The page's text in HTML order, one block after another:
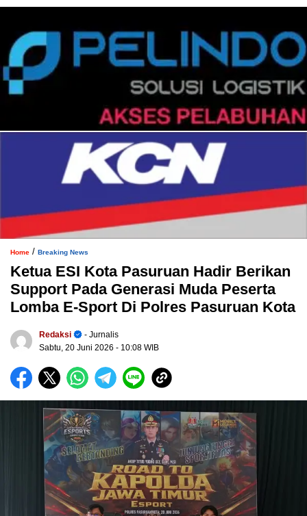
Home / Breaking News
Ketua ESI Kota Pasuruan Hadir Berikan
Support Pada Generasi Muda Peserta
Lomba E-Sport Di Polres Pasuruan Kota
Redaksi
- Jurnalis
Sabtu, 20 Juni 2026 - 10:08 WIB